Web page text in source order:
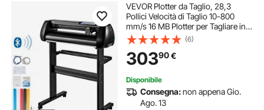
VEVOR Plotter da Taglio, 28,3
Pollici Velocità di Taglio 10-800
mm/s 16 MB Plotter per Tagliare in
Vinile con Software per
Pubblicizzare Incisioni, Pellicole per
Lettere a Trasferimento Termico,
ecc.
(6)
30390€
Disponibile
Consegna:non appena Gio.
Ago. 13